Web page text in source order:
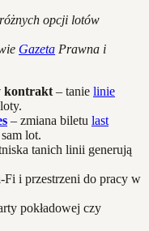
opcji lotów
Gazeta Prawna i
kontrakt – tanie linie
– zmiana biletu last
lot.
tanich linii generują
Fi i przestrzeni do pracy w
pokładowej czy